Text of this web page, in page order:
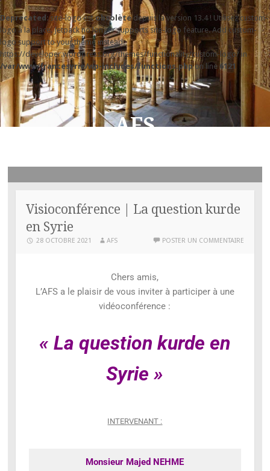
Deprecated : site-logo estobsolètedepuis la version 13.4 ! Utilisez custom-
logo à la place. Jetpack no longer supports site-logo feature. Add custom-
logo support to your theme instead:
https://developer.wordpress.org/themes/functionality/custom-logo/ in
/var/www/francesyrie/wp-includes/functions.phpon line 6121
AFS
Visioconférence | La question kurde
en Syrie
28 OCTOBRE 2021 AFS POSTER UN COMMENTAIRE
Chers amis,
L’AFS a le plaisir de vous inviter à participer à une
vidéoconférence :
« La question kurde en
Syrie »
INTERVENANT :
Monsieur Majed NEHME